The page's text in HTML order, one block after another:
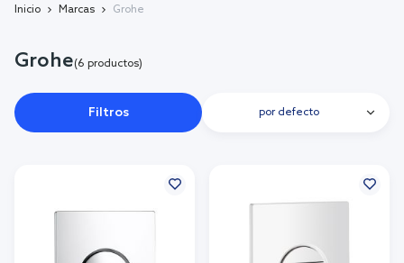
Inicio Marcas Grohe
Grohe(6 productos)
Filtros por defecto